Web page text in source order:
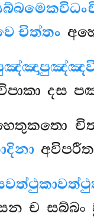
චිත්තං
දස
ච සබ්බං